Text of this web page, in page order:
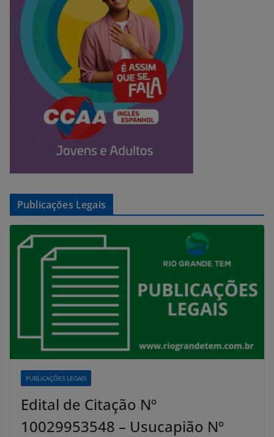
Publicações Legais
PUBLICAÇÕES LEGAIS
Edital de Citação Nº
10029953548 – Usucapião Nº